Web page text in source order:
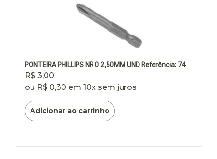
PONTEIRA PHILLIPS NR 0 2,50MM UND Referência: 74
R$ 3,00
ou R$ 0,30 em 10x sem juros
Adicionar ao carrinho